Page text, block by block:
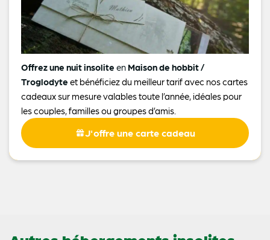
Offrez une nuit insolite en Maison de hobbit /
Troglodyte et bénéficiez du meilleur tarif avec nos cartes
cadeaux sur mesure valables toute l’année, idéales pour
les couples, familles ou groupes d’amis.
J'offre une carte cadeau